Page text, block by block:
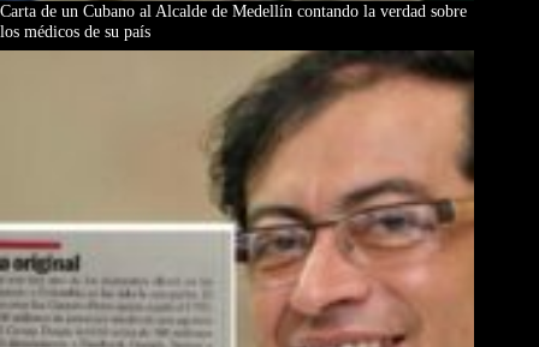
Carta de un Cubano al Alcalde de Medellín contando la verdad sobre
los médicos de su país